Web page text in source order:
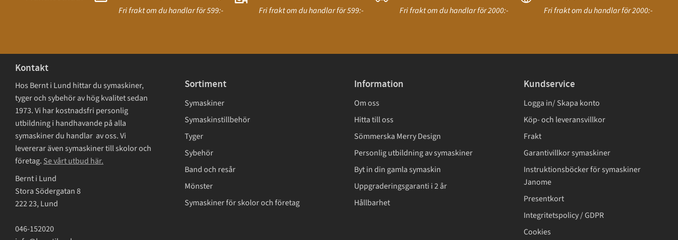
Fri frakt om du handlar för 599:-
Fri frakt om du handlar för 599:-
Fri frakt om du handlar för 2000:-
Fri frakt om du handlar för 2000:-
Kontakt
Hos Bernt i Lund hittar du symaskiner,
tyger och sybehör av hög kvalitet sedan
1973. Vi har kostnadsfri personlig
utbildning i handhavande på alla
symaskiner du handlar av oss. Vi
levererar även symaskiner till skolor och
företag. Se vårt utbud här.
Bernt i Lund
Stora Södergatan 8
222 23, Lund
046-152020
Sortiment
Symaskiner
Symaskinstillbehör
Tyger
Sybehör
Band och resår
Mönster
Symaskiner för skolor och företag
Information
Om oss
Hitta till oss
Sömmerska Merry Design
Personlig utbildning av symaskiner
Byt in din gamla symaskin
Uppgraderingsgaranti i 2 år
Hållbarhet
Kundservice
Logga in/ Skapa konto
Köp- och leveransvillkor
Frakt
Garantivillkor symaskiner
Instruktionsböcker för symaskiner
Janome
Presentkort
Integritetspolicy / GDPR
Cookies